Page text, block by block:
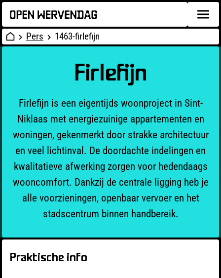
Pers 1463-firlefijn
Firlefijn
Firlefijn is een eigentijds woonproject in Sint-
Niklaas met energiezuinige appartementen en
woningen, gekenmerkt door strakke architectuur
en veel lichtinval. De doordachte indelingen en
kwalitatieve afwerking zorgen voor hedendaags
wooncomfort. Dankzij de centrale ligging heb je
alle voorzieningen, openbaar vervoer en het
stadscentrum binnen handbereik.
Praktische info